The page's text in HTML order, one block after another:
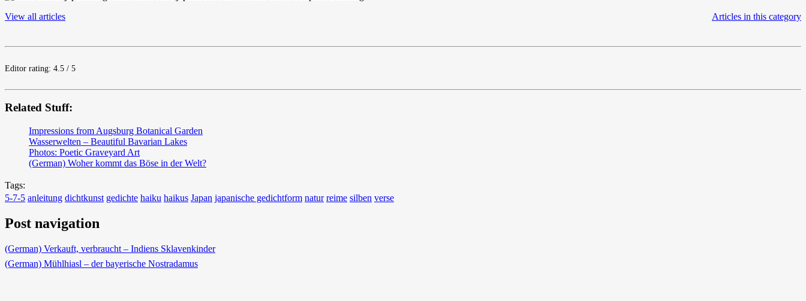
View all articles Articles in this category
Editor rating: 4.5 / 5
Related Stuff:
Impressions from Augsburg Botanical Garden
Wasserwelten – Beautiful Bavarian Lakes
Photos: Poetic Graveyard Art
(German) Woher kommt das Böse in der Welt?
Tags:
5-7-5 anleitung dichtkunst gedichte haiku haikus Japan japanische gedichtform natur reime silben verse
Post navigation
(German) Verkauft, verbraucht – Indiens Sklavenkinder
(German) Mühlhiasl – der bayerische Nostradamus